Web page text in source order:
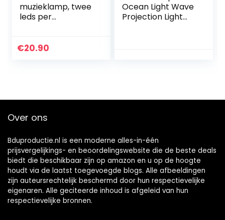
muzieklamp, twee
leds per
€20.90
Ocean Light Wave
Projection Light
Over ons
Bduproductie.nl is een moderne alles-in-één
prijsvergelijkings- en beoordelingswebsite die de beste deals
biedt die beschikbaar zijn op amazon en u op de hoogte
houdt via de laatst toegevoegde blogs. Alle afbeeldingen
zijn auteursrechtelijk beschermd door hun respectievelijke
eigenaren. Alle geciteerde inhoud is afgeleid van hun
respectievelijke bronnen.